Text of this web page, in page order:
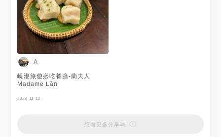
A
峴港旅遊必吃餐廳-蘭夫人
Madame Lân
2023-11-12
想看更多分享嗎